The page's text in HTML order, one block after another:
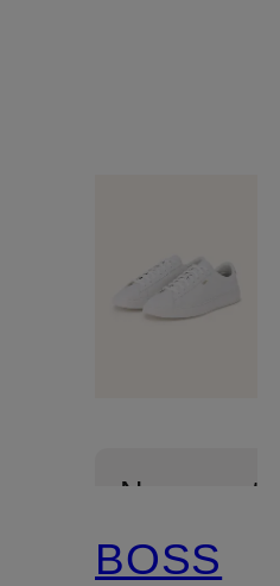
Nouveautés
BOSS